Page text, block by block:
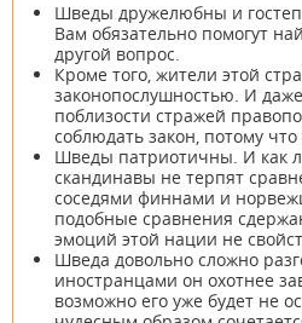
Шведы дружелюбны и
Вам обязательно помогут
другой вопрос.
Кроме того, жители этой
законопослушностью. И даже
поблизости стражей
соблюдать закон, потому
Шведы патриотичны. И как
скандинавы не терпят
соседями финнами и
подобные сравнения
эмоций этой нации не
Шведа довольно сложно
иностранцами он охотнее
возможно его уже будет не